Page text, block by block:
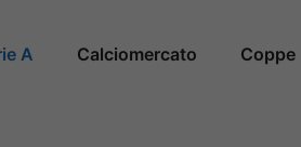
A Calciomercato Coppe